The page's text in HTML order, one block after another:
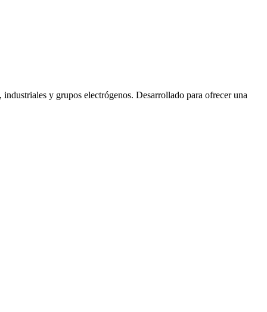
y grupos electrógenos. Desarrollado para ofrecer una